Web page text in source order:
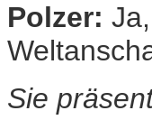
Polzer:
Sie